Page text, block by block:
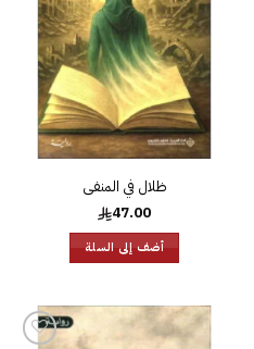
ظلال في المنفى
47.00
أضف إلى السلة